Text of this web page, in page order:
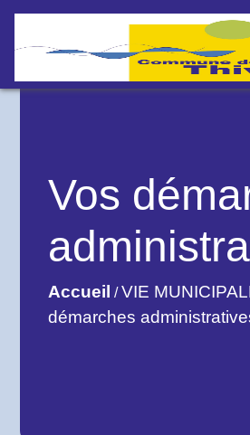
Vos
Accueil /VIE
démarches